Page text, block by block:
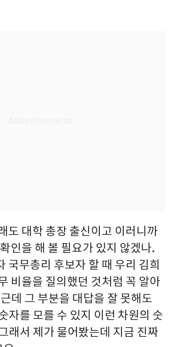
도 대학 총장 출신이고 이러니까
인을 해 볼 필요가 있지 않겠나.
국무총리 후보자 할 때 우리 김희
비율을 질의했던 것처럼 꼭 알아
데 그 부분을 대답을 잘 못해도
자를 모를 수 있지 이런 차원의 숫
래서 제가 물어봤는데 지금 진짜